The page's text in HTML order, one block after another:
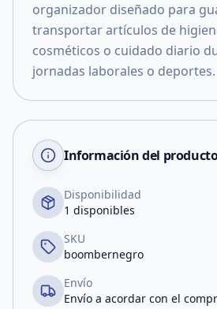
organizador diseñado para
transportar artículos de
cosméticos o cuidado diario
jornadas laborales o deportes.
Información del
Disponibilidad
1 disponibles
SKU
boombernegro
Envío
Envío a acordar con el